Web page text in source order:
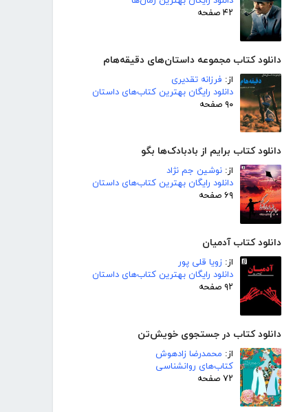
۴۲ صفحه
دانلود کتاب مجموعه داستان‌های دقیقه‌هام
از: فرزانه تقدیری
دانلود رایگان بهترین کتاب‌های داستان
۹۰ صفحه
دانلود کتاب برایم از بادبادک‌ها بگو
از: نوشین جم نژاد
دانلود رایگان بهترین کتاب‌های داستان
۶۹ صفحه
دانلود کتاب آدمیان
از: زویا قلی پور
دانلود رایگان بهترین کتاب‌های داستان
۹۲ صفحه
دانلود کتاب در جستجوی خویش‌تن
از: محمدرضا زادهوش
کتاب‌های روانشناسی
۷۲ صفحه